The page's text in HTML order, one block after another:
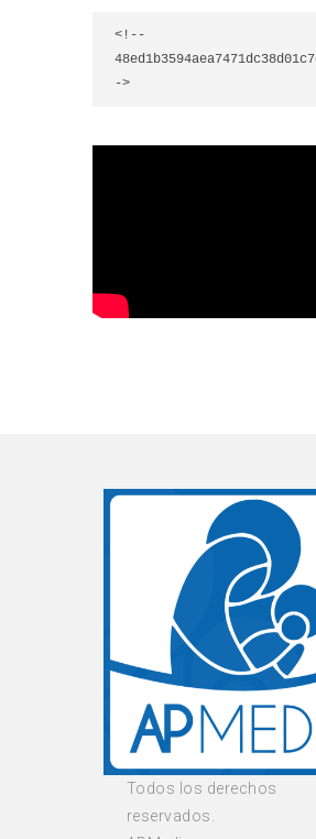
<!--
->
Todos los derechos
reservados.